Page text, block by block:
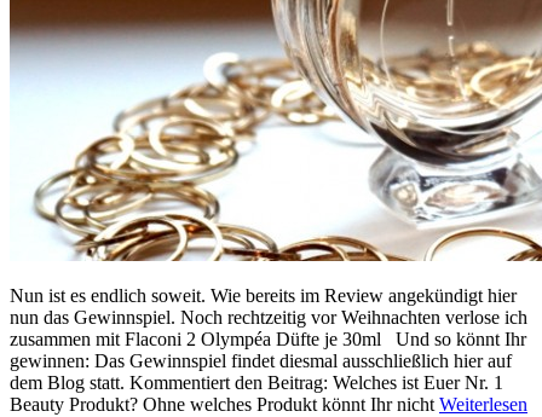
Nun ist es endlich soweit. Wie bereits im Review angekündigt hier
nun das Gewinnspiel. Noch rechtzeitig vor Weihnachten verlose ich
zusammen mit Flaconi 2 Olympéa Düfte je 30ml Und so könnt Ihr
gewinnen: Das Gewinnspiel findet diesmal ausschließlich hier auf
dem Blog statt. Kommentiert den Beitrag: Welches ist Euer Nr. 1
Beauty Produkt? Ohne welches Produkt könnt Ihr nicht Weiterlesen